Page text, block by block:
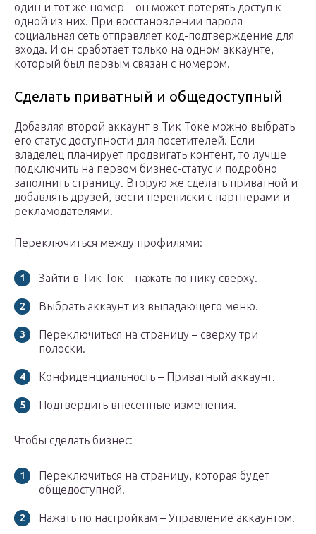
один и тот же номер – он может потерять доступ к
одной из них. При восстановлении пароля
социальная сеть отправляет код-подтверждение для
входа. И он сработает только на одном аккаунте,
который был первым связан с номером.
Сделать приватный и общедоступный
Добавляя второй аккаунт в Тик Токе можно выбрать
его статус доступности для посетителей. Если
владелец планирует продвигать контент, то лучше
подключить на первом бизнес-статус и подробно
заполнить страницу. Вторую же сделать приватной и
добавлять друзей, вести переписки с партнерами и
рекламодателями.
Переключиться между профилями:
Зайти в Тик Ток – нажать по нику сверху.
Выбрать аккаунт из выпадающего меню.
Переключиться на страницу – сверху три
полоски.
Конфиденциальность – Приватный аккаунт.
Подтвердить внесенные изменения.
Чтобы сделать бизнес:
Переключиться на страницу, которая будет
общедоступной.
Нажать по настройкам – Управление аккаунтом.